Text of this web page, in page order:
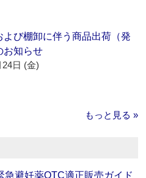
よび棚卸に伴う商品出荷（発
お知らせ
24日 (金)
もっと見る »
急避妊薬OTC適正販売ガイド